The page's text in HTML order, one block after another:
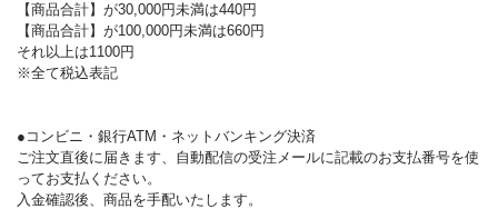
【商品合計】が30,000円未満は440円
【商品合計】が100,000円未満は660円
それ以上は1100円
※全て税込表記
●コンビニ・銀行ATM・ネットバンキング決済
ご注文直後に届きます、自動配信の受注メールに記載のお支払番号を使
ってお支払ください。
入金確認後、商品を手配いたします。